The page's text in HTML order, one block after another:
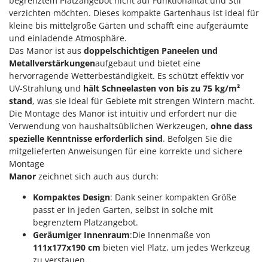
Klimaanlagen – Klimageräte
Knetmaschinen
Knochensägen
Kompressoren - elektrisch
Kompressoren für Ernte und Baumschnitt
Kreiseleggen
Küchenreiben - elektrisch
Kükenaufzuchtboxen
L
Laderampe aus Aluminium
Laubsauger auf Rädern
Luftentfeuchter
Luftkühler mit Wasserverdunstung
E
Echo
EcoFlow
Edilmark
Effeuno
Einhell
Elegen
Energy Gruppi
Enotecnica Pillan
Eschenfelder
Eurosystems
FAC
verzichten möchten. Dieses kompakte Gartenhaus ist ideal für
kleine bis mittelgroße Gärten und schafft eine aufgeräumte
und einladende Atmosphäre.
Das Manor ist aus doppelschichtigen Paneelen und
Metallverstärkungenaufgebaut und bietet eine
hervorragende Wetterbeständigkeit. Es schützt effektiv vor
UV-Strahlung und hält Schneelasten von bis zu 75 kg/m²
stand, was sie ideal für Gebiete mit strengen Wintern macht.
Die Montage des Manor ist intuitiv und erfordert nur die
Verwendung von haushaltsüblichen Werkzeugen, ohne dass
spezielle Kenntnisse erforderlich sind. Befolgen Sie die
mitgelieferten Anweisungen für eine korrekte und sichere
Montage
Manor zeichnet sich auch aus durch:
Kompaktes Design: Dank seiner kompakten Größe
passt er in jeden Garten, selbst in solche mit
begrenztem Platzangebot.
Geräumiger Innenraum:Die Innenmaße von
111x177x190 cm bieten viel Platz, um jedes Werkzeug